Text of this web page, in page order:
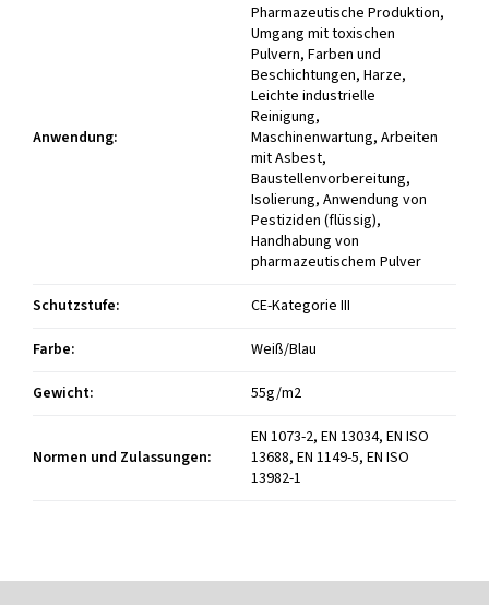
Anwendung:
Pharmazeutische Produktion,
Umgang mit toxischen
Pulvern, Farben und
Beschichtungen, Harze,
Leichte industrielle
Reinigung,
Maschinenwartung, Arbeiten
mit Asbest,
Baustellenvorbereitung,
Isolierung, Anwendung von
Pestiziden (flüssig),
Handhabung von
pharmazeutischem Pulver
Schutzstufe:
CE-Kategorie III
Farbe:
Weiß/Blau
Gewicht: 55g/m2
Normen und Zulassungen:
EN 1073-2, EN 13034, EN ISO
13688, EN 1149-5, EN ISO
13982-1